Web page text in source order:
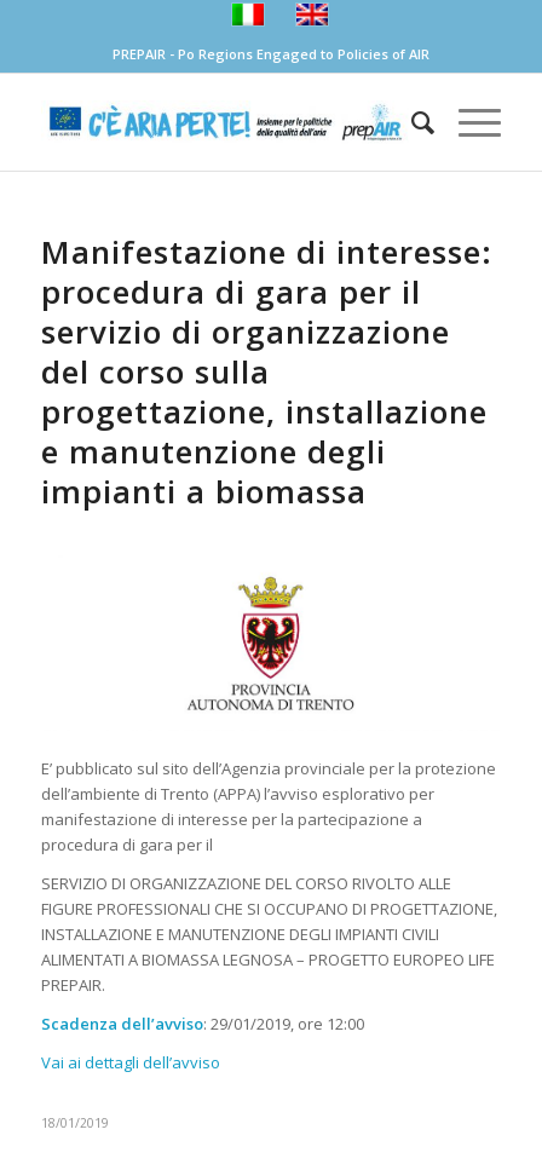
PREPAIR - Po Regions Engaged to Policies of AIR
Manifestazione di interesse:
procedura di gara per il
servizio di organizzazione
del corso sulla
progettazione, installazione
e manutenzione degli
impianti a biomassa
E’ pubblicato sul sito dell’Agenzia provinciale per la protezione
dell’ambiente di Trento (APPA) l’avviso esplorativo per
manifestazione di interesse per la partecipazione a
procedura di gara per il
SERVIZIO DI ORGANIZZAZIONE DEL CORSO RIVOLTO ALLE
FIGURE PROFESSIONALI CHE SI OCCUPANO DI PROGETTAZIONE,
INSTALLAZIONE E MANUTENZIONE DEGLI IMPIANTI CIVILI
ALIMENTATI A BIOMASSA LEGNOSA – PROGETTO EUROPEO LIFE
PREPAIR.
Scadenza dell’avviso: 29/01/2019, ore 12:00
Vai ai dettagli dell’avviso
18/01/2019